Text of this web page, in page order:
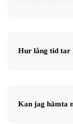
Hur lång tid tar
Kan jag hämta